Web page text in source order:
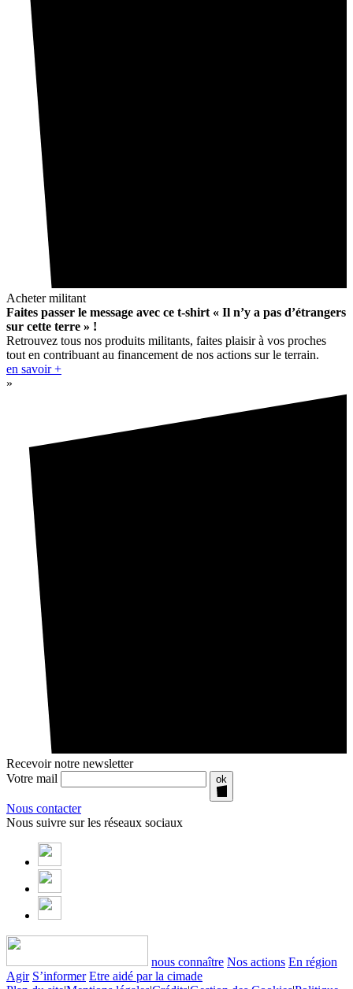
Acheter militant
Faites passer le message avec ce t-shirt « Il n’y a pas d’étrangers
sur cette terre » !
Retrouvez tous nos produits militants, faites plaisir à vos proches
tout en contribuant au financement de nos actions sur le terrain.
en savoir +
»
Recevoir notre newsletter
Votre mail
ok
Nous contacter
Nous suivre sur les réseaux sociaux
nous connaître Nos actions En région
Agir S’informer Etre aidé par la cimade